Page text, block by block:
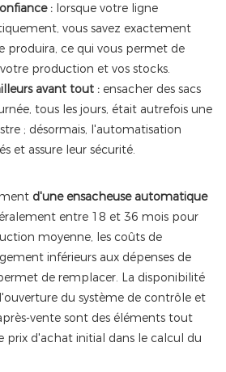
: lorsque votre ligne
vous savez exactement
produira, ce qui vous permet de
production et vos stocks.
avant tout : ensacher des sacs
tous les jours, était autrefois une
; désormais, l'automatisation
et assure leur sécurité.
d'une ensacheuse automatique
entre 18 et 36 mois pour
moyenne, les coûts de
inférieurs aux dépenses de
de remplacer. La disponibilité
du système de contrôle et
vente sont des éléments tout
prix d'achat initial dans le calcul du